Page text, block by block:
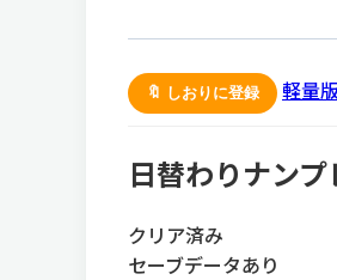
🔖 しおりに登録 軽量
日替わりナン
クリア済み
セーブデータあり